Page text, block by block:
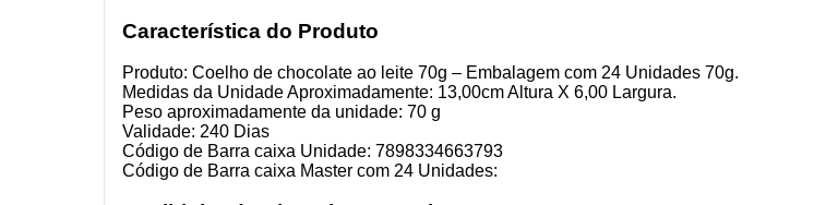
Característica do Produto
Produto: Coelho de chocolate ao leite 70g – Embalagem com 24 Unidades 70g.
Medidas da Unidade Aproximadamente: 13,00cm Altura X 6,00 Largura.
Peso aproximadamente da unidade: 70 g
Validade: 240 Dias
Código de Barra caixa Unidade: 7898334663793
Código de Barra caixa Master com 24 Unidades: